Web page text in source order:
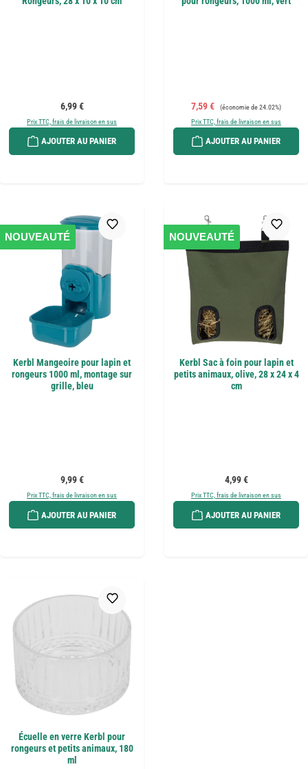
Prix régulier :
6,99 €
Prix TTC, frais de livraison en sus
AJOUTER AU PANIER
Prix de vente :
7,59 € Prix régulier :
(économie de 24.02%)
Prix TTC, frais de livraison en sus
AJOUTER AU PANIER
NOUVEAUTÉ
Kerbl Mangeoire pour lapin et
rongeurs 1000 ml, montage sur
grille, bleu
Prix régulier :
9,99 €
Prix TTC, frais de livraison en sus
AJOUTER AU PANIER
NOUVEAUTÉ
Kerbl Sac à foin pour lapin et
petits animaux, olive, 28 x 24 x 4
cm
Prix régulier :
4,99 €
Prix TTC, frais de livraison en sus
AJOUTER AU PANIER
Écuelle en verre Kerbl pour
rongeurs et petits animaux, 180
ml